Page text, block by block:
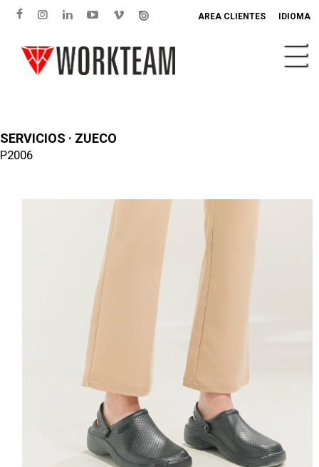
AREA CLIENTES IDIOMA
SERVICIOS · ZUECO
P2006